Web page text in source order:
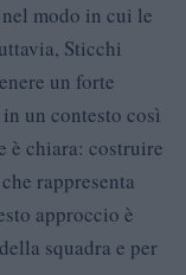
modo in cui le
Sticchi
un forte
un contesto così
è chiara: costruire
rappresenta
approccio è
squadra e per